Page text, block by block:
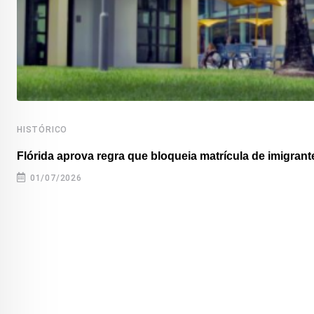
HISTÓRICO
Flórida aprova regra que bloqueia matrícula de
01/07/2026